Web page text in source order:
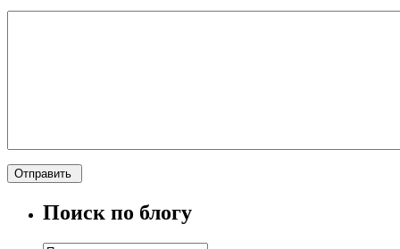
Поиск по блогу